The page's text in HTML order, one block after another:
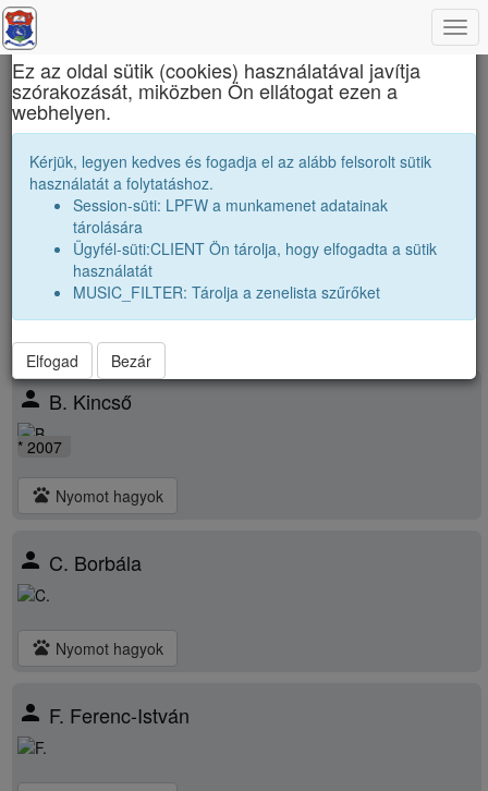
János Zsigmond Unitárius Kollégium
2026 12R Osztályfőnök: J. Annamária
Névsor bővítése új véndiákkal
Véndiákok száma:31
nagyobbak |2025 12H 2025 12R
párhuzamos|2026 12H|
kissebbek |2027 12H
person B. Kincső
* 2007
pets Nyomot hagyok
person C. Borbála
pets Nyomot hagyok
person F. Ferenc-István
×
Ez az oldal sütik (cookies) használatával javítja
szórakozását, miközben Ön ellátogat ezen a
webhelyen.
Kérjük, legyen kedves és fogadja el az alább felsorolt sütik
használatát a folytatáshoz.
Session-süti: LPFW a munkamenet adatainak
tárolására
Ügyfél-süti:CLIENT Ön tárolja, hogy elfogadta a sütik
használatát
MUSIC_FILTER: Tárolja a zenelista szűrőket
Elfogad Bezár